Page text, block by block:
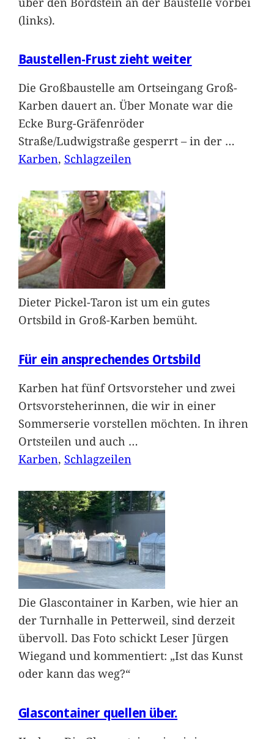
(links).
Baustellen-Frust zieht weiter
Die Großbaustelle am Ortseingang Groß-
Karben dauert an. Über Monate war die
Ecke Burg-Gräfenröder
Straße/Ludwigstraße gesperrt – in der …
Karben, Schlagzeilen
Dieter Pickel-Taron ist um ein gutes
Ortsbild in Groß-Karben bemüht.
Für ein ansprechendes Ortsbild
Karben hat fünf Ortsvorsteher und zwei
Ortsvorsteherinnen, die wir in einer
Sommerserie vorstellen möchten. In ihren
Ortsteilen und auch …
Karben, Schlagzeilen
Die Glascontainer in Karben, wie hier an
der Turnhalle in Petterweil, sind derzeit
übervoll. Das Foto schickt Leser Jürgen
Wiegand und kommentiert: „Ist das Kunst
oder kann das weg?“
Glascontainer quellen über.